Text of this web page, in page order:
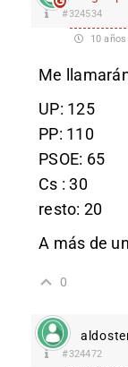
#324534
10
Me
UP: 125
PP: 110
PSOE: 65
Cs : 30
resto: 20
A más de
0
#324472